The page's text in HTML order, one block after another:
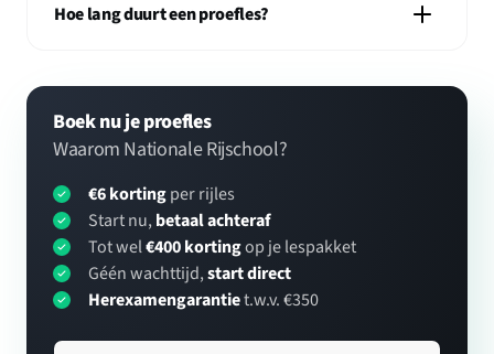
Hoe lang duurt een proefles?
Boek nu je proefles
Waarom Nationale Rijschool?
€6 kortingper rijles
Start nu, betaal achteraf
Tot wel€400 kortingop je lespakket
Géén wachttijd,start direct
Herexamengarantiet.w.v. €350